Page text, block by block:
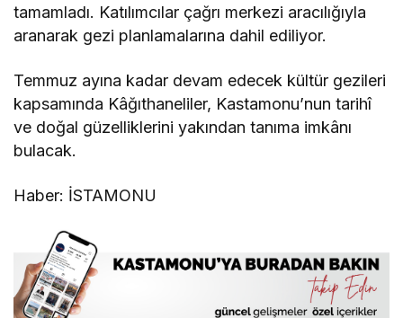
tamamladı. Katılımcılar çağrı merkezi aracılığıyla
aranarak gezi planlamalarına dahil ediliyor.
Temmuz ayına kadar devam edecek kültür gezileri
kapsamında Kâğıthaneliler, Kastamonu’nun tarihî
ve doğal güzelliklerini yakından tanıma imkânı
bulacak.
Haber: İSTAMONU